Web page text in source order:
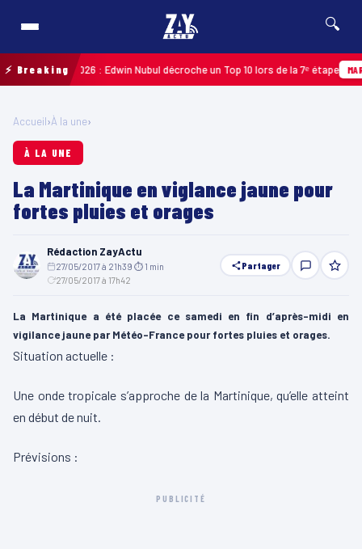
🔍
⚡ Breaking2026 : Edwin Nubul décroche un Top 10 lors de la 7ᵉ étape
Accueil›À la une›
À LA UNE
La Martinique en viglance jaune pour
fortes pluies et orages
Rédaction ZayActu
27/05/2017 à 21h39 ⏱ 1 min
27/05/2017 à 17h42
Partager
La Martinique a été placée ce samedi en fin d’après-midi en
vigilance jaune par Météo-France pour fortes pluies et orages.
Situation actuelle :
Une onde tropicale s’approche de la Martinique, qu’elle atteint
en début de nuit.
Prévisions :
PUBLICITÉ